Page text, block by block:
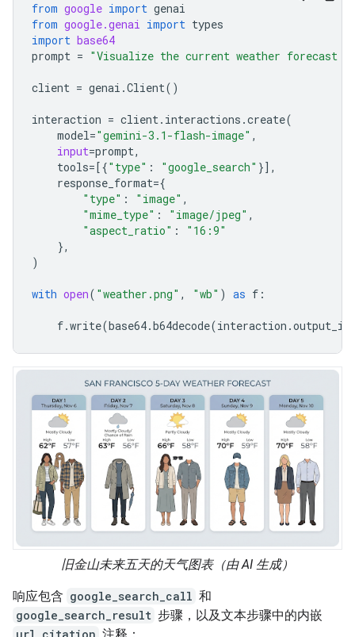
from google import genai
from google.genai import types
import base64
prompt = "Visualize the current weather forecast
client = genai .Client()
interaction = client. interactions .create(
model="gemini-3.1-flash-image" ,
input=prompt,
tools= [{"type" : "google_search" }],
response_format={
"type" : "image" ,
"mime_type" : "image/jpeg" ,
"aspect_ratio" :
"16:9"
},
)
with open( "weather.png" , "wb" ) as f :
f.write(base64.b64decode(interaction .
旧金山未来五天的天气图表（由 AI 生成）
响应包含 google_search_call 和
google_search_result 步骤，以及文本步骤中的内嵌
url_citation 注释：